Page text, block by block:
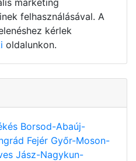
felhasználásával. A
kérlek
oldalunkon.
Borsod-Abaúj-
Fejér Győr-Moson-
Jász-Nagykun-